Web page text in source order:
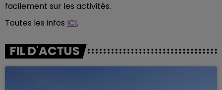
facilement sur les activités.
Toutes les infos ICI.
FIL D'ACTUS